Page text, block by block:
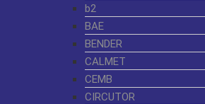
b2
BAE
BENDER
CALMET
CEMB
CIRCUTOR